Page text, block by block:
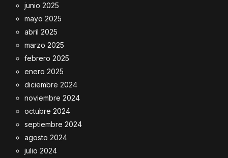
junio 2025
mayo 2025
abril 2025
marzo 2025
febrero 2025
enero 2025
diciembre 2024
noviembre 2024
octubre 2024
septiembre 2024
agosto 2024
julio 2024